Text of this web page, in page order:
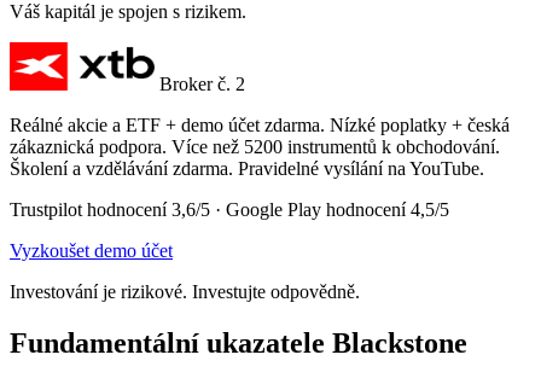
Váš kapitál je spojen s rizikem.
Broker č. 2
Reálné akcie a ETF + demo účet zdarma. Nízké poplatky + česká
zákaznická podpora. Více než 5200 instrumentů k obchodování.
Školení a vzdělávání zdarma. Pravidelné vysílání na YouTube.
Trustpilot hodnocení 3,6/5 · Google Play hodnocení 4,5/5
Vyzkoušet demo účet
Investování je rizikové. Investujte odpovědně.
Fundamentální ukazatele Blackstone